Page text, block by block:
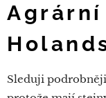
Agrární
Sleduji